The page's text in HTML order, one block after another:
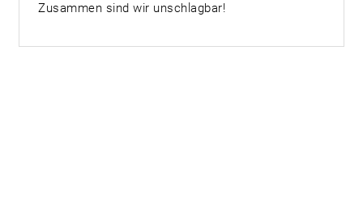
Zusammen sind wir unschlagbar!